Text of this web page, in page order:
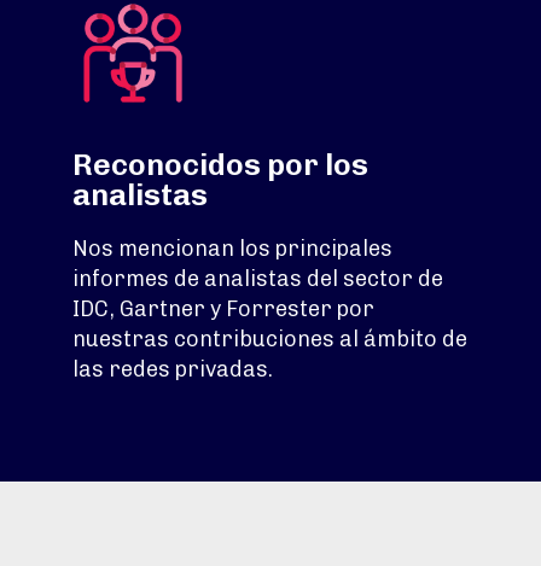
Reconocidos por los
analistas
Nos mencionan los principales
informes de analistas del sector de
IDC, Gartner y Forrester por
nuestras contribuciones al ámbito de
las redes privadas.